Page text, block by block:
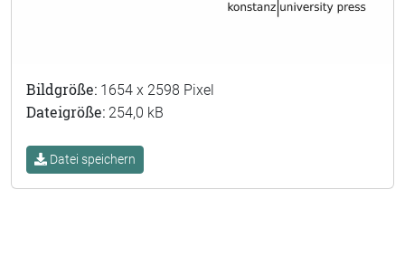
Bildgröße: 1654 x 2598 Pixel
Dateigröße: 254,0 kB
Datei speichern